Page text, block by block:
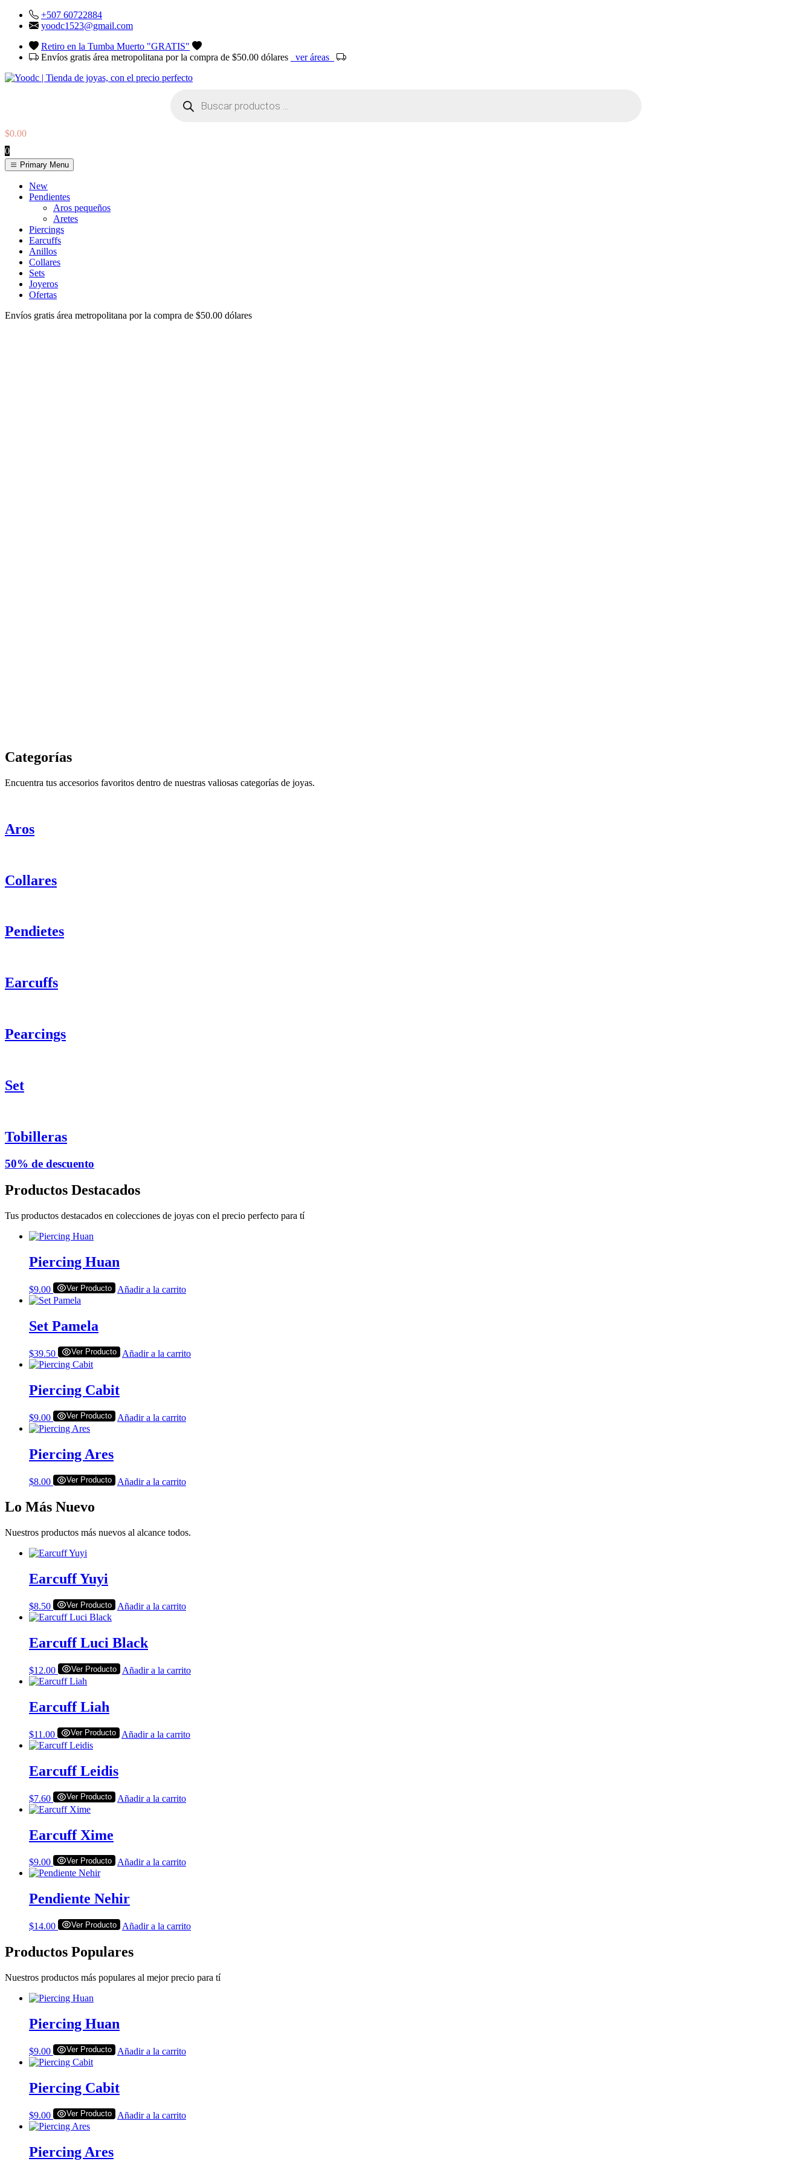
Skip
+507 60722884
yoodc1523@gmail.com
Retiro en la Tumba Muerto "GRATIS"
Envíos gratis área metropolitana por la compra de $50.00 dólares
ver áreas
productos
$0.00
0
YOodc
𝑻𝒊𝒆𝒏𝒅𝒂 𝒅𝒆 𝒋𝒐𝒚𝒂𝒔.
Primary Menu
New
Pendientes
Aros pequeños
Aretes
Piercings
Earcuffs
Anillos
Collares
Sets
Joyeros
Ofertas
Envíos gratis área metropolitana por la compra de $50.00 dólares
Categorías
Encuentra tus accesorios favoritos dentro de nuestras valiosas categorías de joyas.
Aros
Collares
Pendietes
Earcuffs
Pearcings
Set
Tobilleras
50% de descuento
Productos Destacados
Tus productos destacados en colecciones de joyas con el precio perfecto para tí
Piercing Huan
$9.00 Ver Producto Añadir a la carrito
Set Pamela
$39.50 Ver Producto Añadir a la carrito
Piercing Cabit
$9.00 Ver Producto Añadir a la carrito
Piercing Ares
$8.00 Ver Producto Añadir a la carrito
Lo Más Nuevo
Nuestros productos más nuevos al alcance todos.
Earcuff Yuyi
$8.50 Ver Producto Añadir a la carrito
Earcuff Luci Black
$12.00 Ver Producto Añadir a la carrito
Earcuff Liah
$11.00 Ver Producto Añadir a la carrito
Earcuff Leidis
$7.60 Ver Producto Añadir a la carrito
Earcuff Xime
$9.00 Ver Producto Añadir a la carrito
Pendiente Nehir
$14.00 Ver Producto Añadir a la carrito
Productos Populares
Nuestros productos más populares al mejor precio para tí
Piercing Huan
$9.00 Ver Producto Añadir a la carrito
Piercing Cabit
$9.00 Ver Producto Añadir a la carrito
Piercing Ares